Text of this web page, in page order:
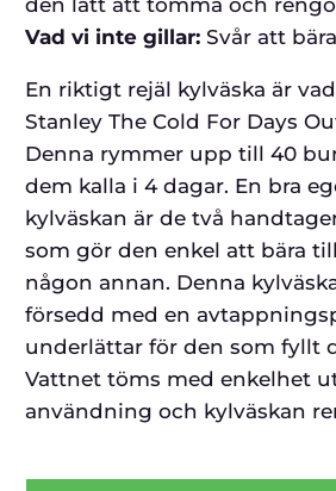
den lätt att tömma och
Vad vi inte gillar: Svår att
En riktigt rejäl kylväska är
Stanley The Cold For Days
Denna rymmer upp till 40
dem kalla i 4 dagar. En bra
kylväskan är de två
som gör den enkel att bära
någon annan. Denna
försedd med en
underlättar för den som fyllt
Vattnet töms med enkelhet
användning och kylväskan